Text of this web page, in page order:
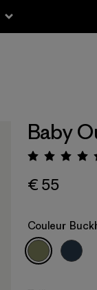
Baby
€ 55
Couleur